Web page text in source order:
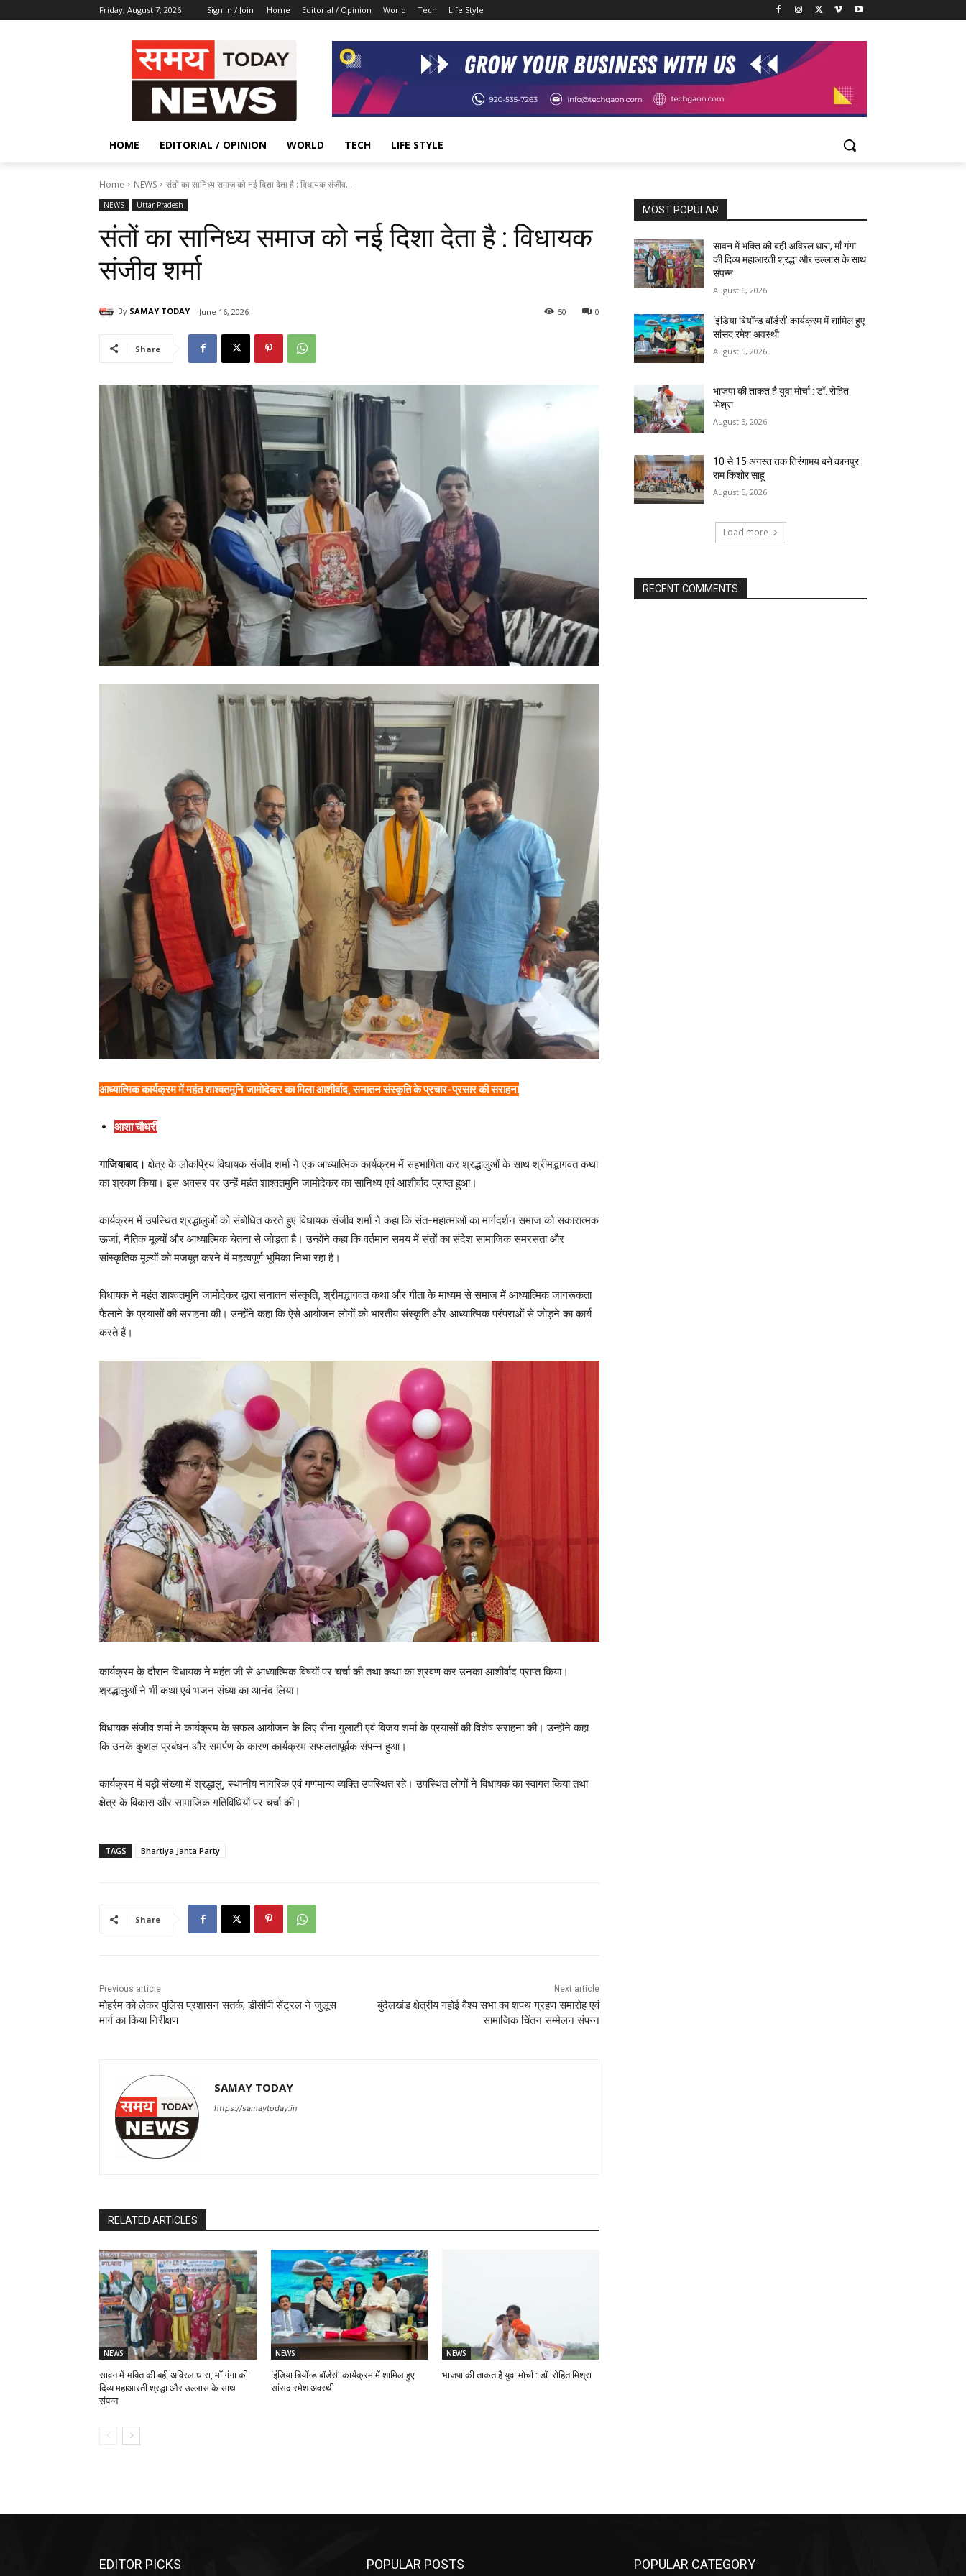
Friday, August 7, 2026 Sign in / Join Home Editorial / Opinion World Tech Life Style
HOME EDITORIAL / OPINION WORLD TECH LIFE STYLE
Home NEWS संतों का सानिध्य समाज को नई दिशा देता है : विधायक संजीव...
NEWS Uttar Pradesh
संतों का सानिध्य समाज को नई दिशा देता है : विधायक
संजीव शर्मा
By SAMAY TODAY June 16, 2026 0
50
Share
आध्यात्मिक कार्यक्रम में महंत शाश्वतमुनि जामोदेकर का मिला आशीर्वाद, सनातन संस्कृति के प्रचार-प्रसार की सराहना
आशा चौधरी
गाजियाबाद। क्षेत्र के लोकप्रिय विधायक संजीव शर्मा ने एक आध्यात्मिक कार्यक्रम में सहभागिता कर श्रद्धालुओं के साथ श्रीमद्भागवत कथा
का श्रवण किया। इस अवसर पर उन्हें महंत शाश्वतमुनि जामोदेकर का सानिध्य एवं आशीर्वाद प्राप्त हुआ।
कार्यक्रम में उपस्थित श्रद्धालुओं को संबोधित करते हुए विधायक संजीव शर्मा ने कहा कि संत-महात्माओं का मार्गदर्शन समाज को सकारात्मक
ऊर्जा, नैतिक मूल्यों और आध्यात्मिक चेतना से जोड़ता है। उन्होंने कहा कि वर्तमान समय में संतों का संदेश सामाजिक समरसता और
सांस्कृतिक मूल्यों को मजबूत करने में महत्वपूर्ण भूमिका निभा रहा है।
विधायक ने महंत शाश्वतमुनि जामोदेकर द्वारा सनातन संस्कृति, श्रीमद्भागवत कथा और गीता के माध्यम से समाज में आध्यात्मिक जागरूकता
फैलाने के प्रयासों की सराहना की। उन्होंने कहा कि ऐसे आयोजन लोगों को भारतीय संस्कृति और आध्यात्मिक परंपराओं से जोड़ने का कार्य
करते हैं।
कार्यक्रम के दौरान विधायक ने महंत जी से आध्यात्मिक विषयों पर चर्चा की तथा कथा का श्रवण कर उनका आशीर्वाद प्राप्त किया।
श्रद्धालुओं ने भी कथा एवं भजन संध्या का आनंद लिया।
विधायक संजीव शर्मा ने कार्यक्रम के सफल आयोजन के लिए रीना गुलाटी एवं विजय शर्मा के प्रयासों की विशेष सराहना की। उन्होंने कहा
कि उनके कुशल प्रबंधन और समर्पण के कारण कार्यक्रम सफलतापूर्वक संपन्न हुआ।
कार्यक्रम में बड़ी संख्या में श्रद्धालु, स्थानीय नागरिक एवं गणमान्य व्यक्ति उपस्थित रहे। उपस्थित लोगों ने विधायक का स्वागत किया तथा
क्षेत्र के विकास और सामाजिक गतिविधियों पर चर्चा की।
TAGS Bhartiya Janta Party
Share
Previous article
मोहर्रम को लेकर पुलिस प्रशासन सतर्क, डीसीपी सेंट्रल ने जुलूस
मार्ग का किया निरीक्षण
Next article
बुंदेलखंड क्षेत्रीय गहोई वैश्य सभा का शपथ ग्रहण समारोह एवं
सामाजिक चिंतन सम्मेलन संपन्न
SAMAY TODAY
https://samaytoday.in
RELATED ARTICLES
NEWS
सावन में भक्ति की बही अविरल धारा, माँ गंगा की
दिव्य महाआरती श्रद्धा और उल्लास के साथ
संपन्न
NEWS
‘इंडिया बियॉन्ड बॉर्डर्स’ कार्यक्रम में शामिल हुए
सांसद रमेश अवस्थी
NEWS
भाजपा की ताकत है युवा मोर्चा : डॉ. रोहित मिश्रा
MOST POPULAR
सावन में भक्ति की बही अविरल धारा, माँ गंगा
की दिव्य महाआरती श्रद्धा और उल्लास के साथ
संपन्न
August 6, 2026
‘इंडिया बियॉन्ड बॉर्डर्स’ कार्यक्रम में शामिल हुए
सांसद रमेश अवस्थी
August 5, 2026
भाजपा की ताकत है युवा मोर्चा : डॉ. रोहित
मिश्रा
August 5, 2026
10 से 15 अगस्त तक तिरंगामय बने कानपुर :
राम किशोर साहू
August 5, 2026
Load more
RECENT COMMENTS
EDITOR PICKS POPULAR POSTS POPULAR CATEGORY